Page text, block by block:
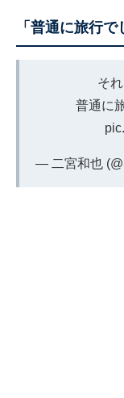
「普通に旅行で
そ
普通に
— 二宮和也